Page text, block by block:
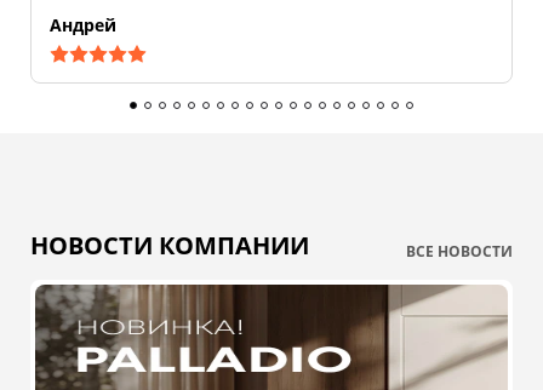
Андрей
НОВОСТИ КОМПАНИИ ВСЕ НОВОСТИ